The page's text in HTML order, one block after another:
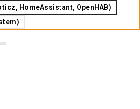
HomeAssistant, OpenHAB)